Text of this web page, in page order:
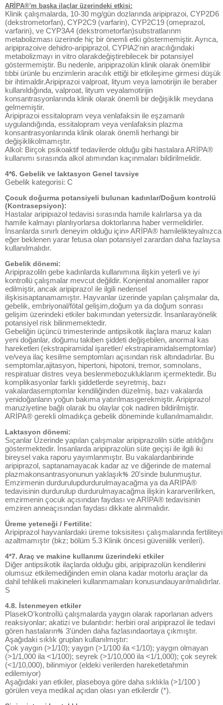
ARİPA®'m başka ilaçlar üzerindeki etkisi:
Klinik çalışmalarda, 10-30 mg/gün dozlarında aripiprazoi, CYP2D6
(dekstrometorfan), CYP2C9 (varfarin), CYP2C19 (omeprazol,
varfarin), ve CYP3A4 (dekstrometorfan)substratlarınm
metabolizması üzerinde hiç bir önemli etki göstermemiştir. Ayrıca,
aripiprazoive dehidro-aripiprazol, CYPlA2'nin aracılığındaki
metabolizmayı in vitro olarakdeğiştirebilecek bir potansiyel
göstermemiştir. Bu nedenle, aripiprazolün klinik olarak önemlibir
tıbbi ürünle bu enzimlerin aracılık ettiği bir etkileşime girmesi düşük
bir ihtimaldir.Aripiprazoi valproat, lityum veya lamotirijin ile beraber
kullanıldığında, valproat, lityum veyalamotirijin
konsantrasyonlarında klinik olarak önemli bir değişiklik meydana
gelmemiştir.
Aripiprazoi essitalopram veya venlafaksin ile eşzamanlı
uygulandığında, essitalopram veya venlafaksin plazma
konsantrasyonlarında klinik olarak önemli herhangi bir
değişiklikolmamıştır.
Alkol: Birçok psikoaktif tedavilerde olduğu gibi hastalara ARİPA®
kullanımı sırasında alkol atımından kaçınmaları bildirilmelidir.
4*6. Gebelik ve laktasyon Genel tavsiye
Gebelik kategorisi: C
Çocuk doğurma potansiyeli bulunan kadınlar/Doğum kontrolü
(Kontrasepsiyon):
Hastalar aripipıazol tedavisi sırasında hamile kalırlarsa ya da
hamile kalmayı planlıyorlarsa doktorlarına haber vermelidirler.
İnsanlarda sınırlı deneyim olduğu için» ARİPA® hamilelikteyalnızca
eğer beklenen yarar fetusa olan potansiyel zarardan daha fazlaysa
kullanılmalıdır.
Gebelik dönemi:
Aripiprazoliln gebe kadınlarda kullanımına ilişkin yeterli ve iyi
kontrollü çalışmalar mevcut değildir. Konjenital anomaliler rapor
edilmiştir, ancak aripiprazo! ile ilgili nedensel
ilişkisisaptanamamıştır. Hayvanlar üzerinde yapılan çalışmalar da,
gebelik, embriyonal/fötal gelişim,doğum ya da doğum sonrası
gelişim üzerindeki etkiler bakımından yetersizdir. İnsanlarayönelik
potansiyel risk bilinmemektedir.
Gebeliğin üçüncü trimesterinde antipsikotik ilaçlara maruz kalan
yeni doğanlar, doğumu takiben şiddeti değişebilen, anormal kas
hareketleri (ekstrapiramidal işaretler/ ekstrapiramidalsemptomlar)
ve/veya ilaç kesilme semptomları açısından risk altındadırlar. Bu
semptomlar,ajitasyon, hipertoni, hipotoni, tremor, somnolans,
respiratuar distres veya beslenmebozukluklarım içermektedir. Bu
komplikasyonlar farklı şiddetlerde seyretmiş, bazı
vakalardasemptomlar kendiliğinden düzelmiş, bazı vakalarda
yenidoğanlann yoğun bakıma yatırılmasıgerekmiştir. Aripiprazo!
maruziyetine bağlı olarak bu olaylar çok nadiren bildirilmiştir.
ARİPA® gerekli olmadıkça gebelik döneminde kullanılmamalıdır.
Laktasyon dönemi:
Sıçanlar Üzerinde yapılan çalışmalar aripiprazoliln sütle atıldığını
göstermektedir. İnsanlarda aripiprazolün süte geçişi ile ilgili iki
bireysel vaka raporu yayımlanmıştır. Bu vakalardanbirinde
aripiprazol, saptanamayacak kadar az ve diğerinde de matemal
plazmakonsantrasyonunun yaklaşık% 20'sinde bulunmuştur.
Emzirmenin durdurulupdurdurulmayacağma ya da ARİPA®
tedavisinin durdurulup durdurulmayacağma ilişkin kararverilirken,
emzirmenin çocuk açısından faydası ve ARİPA® tedavisinin
emziren anneaçısından faydası dikkate alınmalıdır.
Üreme yeteneği / Fertilite:
Aripiprazol hayvanlardaki üreme toksisitesı çalışmalarında fertiliteyi
azaltmamıştır (bkz; bölüm 5.3 Klinik öncesi güveniilik verileri).
4*7. Araç ve makine kullanımı üzerindeki etkiler
Diğer antipsikotik ilaçlarda olduğu gibi, aripiprazolün kendilerini
olumsuz etkilemediğinden emin olana kadar motorlu araçlar da
dahil tehlikeli makineleri kullanmamaları konusundauyarılmalıdırlar.
S
4.8. İstenmeyen etkiler
PlasekO'kontroİlü çalışmalarda yaygın olarak raporlanan advers
reaksiyonlar; akatizi ve bulantıdır: herbiri oral aripiprazol ile tedavi
gören hastaların% 3'ünden daha fazlasındaortaya çıkmıştır.
Aşağıdaki sıklık gruplan kullanılmıştır:
Çok yaygın (>1/10); yaygın (>1/100 ila <1/10); yaygın olmayan
(>1/1,000 ila <1/100); seyrek (>1/10,000 ila <1/1,000); çok seyrek
(<1/10,000), bilinmiyor (eldeki verilerden hareketletahmin
edilemiyor)
Aşağıdaki yan etkiler, plaseboya göre daha sıklıkla (>1/100 )
görülen veya medikal açıdan olası yan etkilerdir (*).